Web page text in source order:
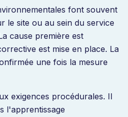
font souvent
le site ou au sein du service
cause première est
est mise en place. La
une fois la mesure
exigences procédurales. Il
l'apprentissage